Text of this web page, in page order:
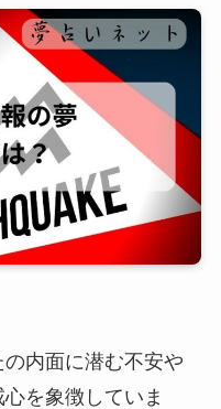
内面に潜む不安や
を象徴していま